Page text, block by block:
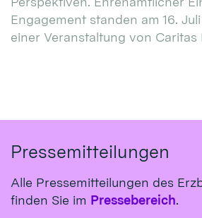
Engagement standen am 16.
einer Veranstaltung von Caritas
Pressemitteilungen
Alle Pressemitteilungen des
finden Sie im Pressebereich.